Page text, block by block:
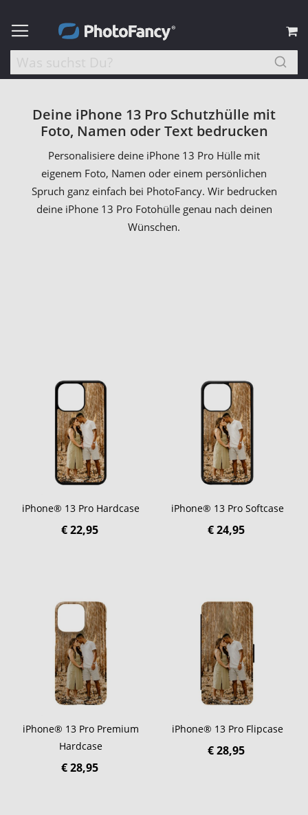
Deine iPhone 13 Pro Schutzhülle mit
Foto, Namen oder Text bedrucken
Personalisiere deine iPhone 13 Pro Hülle mit
eigenem Foto, Namen oder einem persönlichen
Spruch ganz einfach bei PhotoFancy. Wir bedrucken
deine iPhone 13 Pro Fotohülle genau nach deinen
Wünschen.
iPhone® 13 Pro Hardcase
€ 22,95
iPhone® 13 Pro Softcase
€ 24,95
iPhone® 13 Pro Premium
Hardcase
€ 28,95
iPhone® 13 Pro Flipcase
€ 28,95